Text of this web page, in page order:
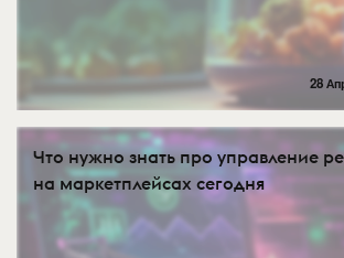
28
Что нужно знать про управление
на маркетплейсах сегодня